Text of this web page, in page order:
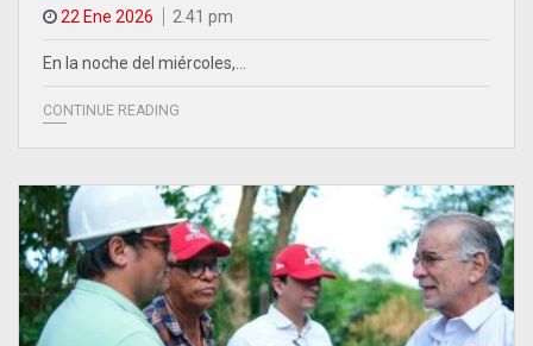
22 Ene 2026 2.41 pm
En la noche del miércoles,…
CONTINUE READING